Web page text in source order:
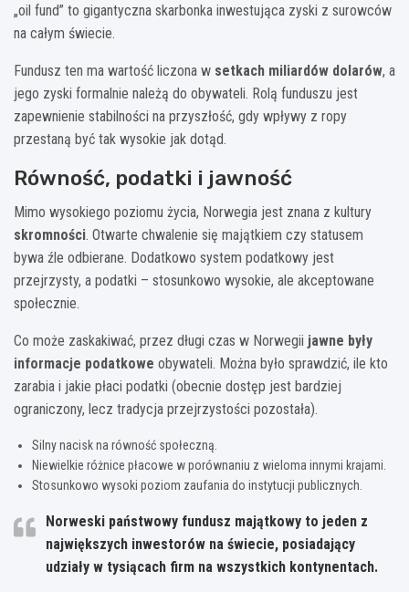
„oil fund” to gigantyczna skarbonka inwestująca zyski z surowców
na całym świecie.
Fundusz ten ma wartość liczona w setkach miliardów dolarów, a
jego zyski formalnie należą do obywateli. Rolą funduszu jest
zapewnienie stabilności na przyszłość, gdy wpływy z ropy
przestaną być tak wysokie jak dotąd.
Równość, podatki i jawność
Mimo wysokiego poziomu życia, Norwegia jest znana z kultury
skromności. Otwarte chwalenie się majątkiem czy statusem
bywa źle odbierane. Dodatkowo system podatkowy jest
przejrzysty, a podatki – stosunkowo wysokie, ale akceptowane
społecznie.
Co może zaskakiwać, przez długi czas w Norwegii jawne były
informacje podatkowe obywateli. Można było sprawdzić, ile kto
zarabia i jakie płaci podatki (obecnie dostęp jest bardziej
ograniczony, lecz tradycja przejrzystości pozostała).
Silny nacisk na równość społeczną.
Niewielkie różnice płacowe w porównaniu z wieloma innymi krajami.
Stosunkowo wysoki poziom zaufania do instytucji publicznych.
Norweski państwowy fundusz majątkowy to jeden z
największych inwestorów na świecie, posiadający
udziały w tysiącach firm na wszystkich kontynentach.